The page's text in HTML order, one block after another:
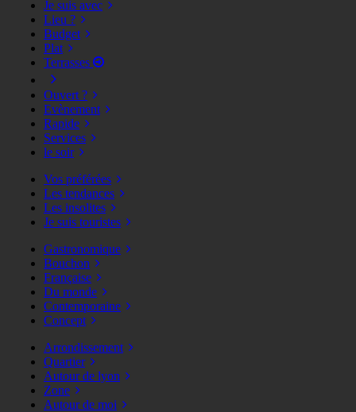
Je suis avec
Lieu ?
Budget
Plat
Terrasses
Ouvert ?
Evènement
Rapide
Services
le soir
Vos préférées
Les tendances
Les insolites
Je suis touristes
Gastronomique
Bouchon
Française
Du monde
Contemporaine
Concept
Arrondissement
Quartier
Autour de lyon
Zone
Autour de moi